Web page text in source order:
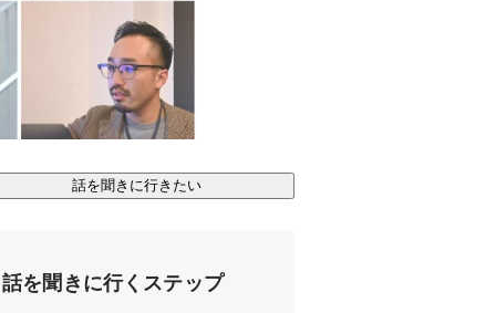
話を聞きに行きたい
話を聞きに行くステップ